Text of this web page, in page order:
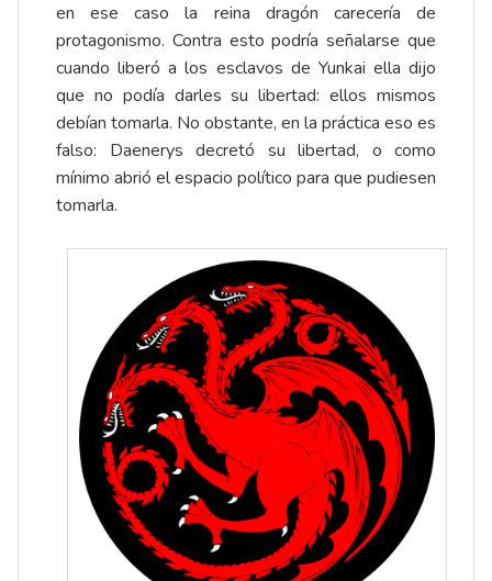
en ese caso la reina dragón carecería de
protagonismo. Contra esto podría señalarse que
cuando liberó a los esclavos de Yunkai ella dijo
que no podía darles su libertad: ellos mismos
debían tomarla. No obstante, en la práctica eso es
falso: Daenerys decretó su libertad, o como
mínimo abrió el espacio político para que pudiesen
tomarla.